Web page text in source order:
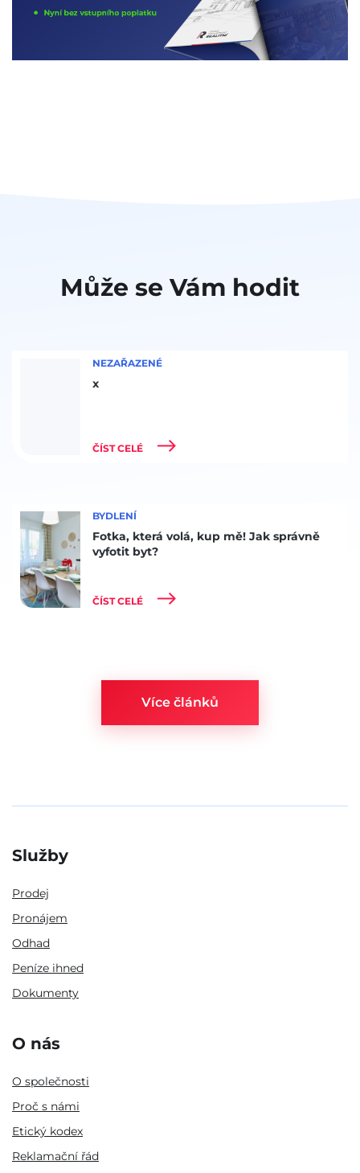
Může se Vám hodit
NEZAŘAZENÉ
x
ČÍST CELÉ
BYDLENÍ
Fotka, která volá, kup mě! Jak správně
vyfotit byt?
ČÍST CELÉ
Více článků
Služby
Prodej
Pronájem
Odhad
Peníze ihned
Dokumenty
O nás
O společnosti
Proč s námi
Etický kodex
Reklamační řád